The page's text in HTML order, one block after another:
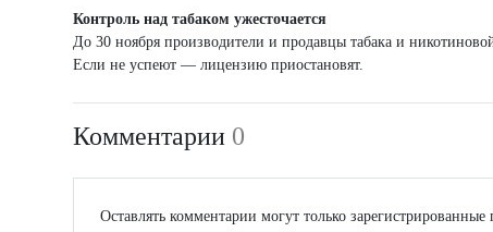
Контроль над табаком ужесточается
До 30 ноября производители и продавцы табака и
Если не успеют — лицензию приостановят.
Комментарии 0
Оставлять комментарии могут только зарегистрированные